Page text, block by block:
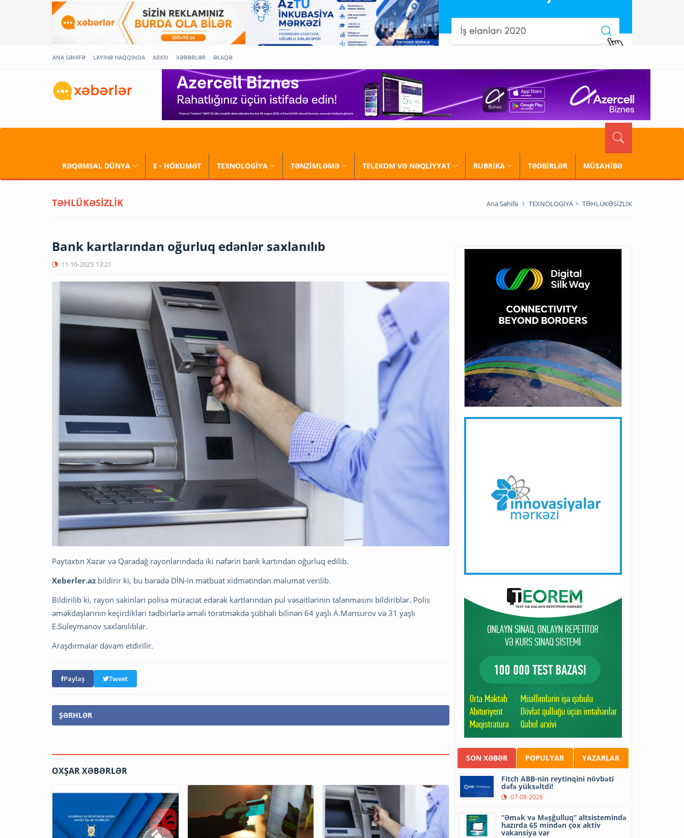
ANA SƏHİFƏ LAYİHƏ HAQQINDA ARXİV XƏBƏRLƏR ƏLAQƏ
RƏQƏMSAL DÜNYA E - HÖKUMƏT TEXNOLOGİYA TƏNZİMLƏMƏ TELEKOM VƏ NƏQLİYYAT RUBRİKA TƏDBİRLƏR MÜSAHİBƏ
TƏHLÜKƏSİZLİK Ana Səhifə TEXNOLOGİYA TƏHLÜKƏSİZLİK
Bank kartlarından oğurluq edənlər saxlanılıb
11-10-2025 13:21
Paytaxtın Xəzər və Qaradağ rayonlarındada iki nəfərin bank kartından oğurluq edilib.
Xeberler.az bildirir ki, bu barədə DİN-in mətbuat xidmətindən məlumat verilib.
Bildirilib ki, rayon sakinləri polisə müraciət edərək kartlarından pul vəsaitlərinin talanmasını bildiriblər. Polis
əməkdaşlarının keçirdikləri tədbirlərlə əməli törətməkdə şübhəli bilinən 64 yaşlı A.Mansurov və 31 yaşlı
E.Süleymanov saxlanılıblar.
Araşdırmalar davam etdirilir.
Paylaş Tweet
ŞƏRHLƏR
OXŞAR XƏBƏRLƏR
SON XƏBƏR POPULYAR YAZARLAR
Fitch ABB-nin reytinqini növbəti
dəfə yüksəltdi!
07-08-2026
“Əmək və Məşğulluq” altsistemində
hazırda 65 mindən çox aktiv
vakansiya var